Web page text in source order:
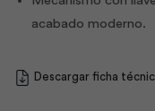
acabado moderno.
Descargar ficha